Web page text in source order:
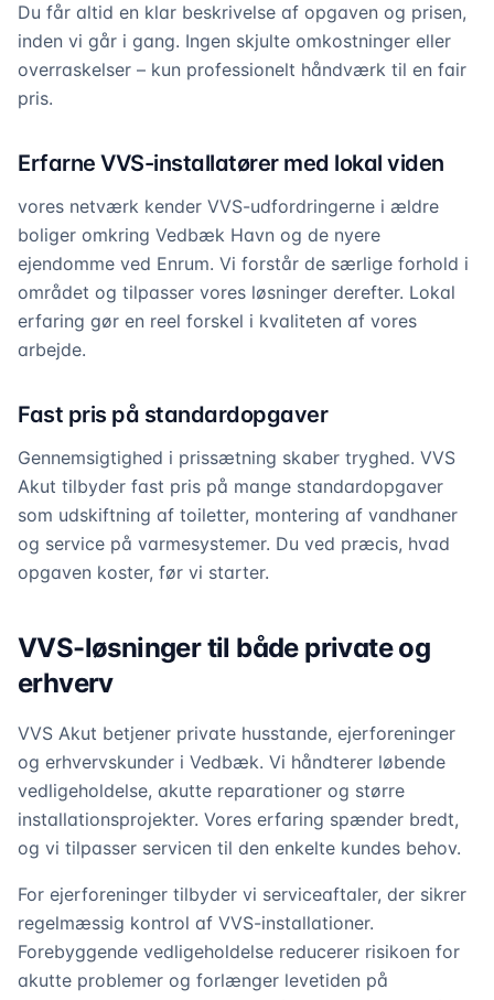
Du får altid en klar beskrivelse af opgaven og prisen,
inden vi går i gang. Ingen skjulte omkostninger eller
overraskelser – kun professionelt håndværk til en fair
pris.
Erfarne VVS-installatører med lokal viden
vores netværk kender VVS-udfordringerne i ældre
boliger omkring Vedbæk Havn og de nyere
ejendomme ved Enrum. Vi forstår de særlige forhold i
området og tilpasser vores løsninger derefter. Lokal
erfaring gør en reel forskel i kvaliteten af vores
arbejde.
Fast pris på standardopgaver
Gennemsigtighed i prissætning skaber tryghed. VVS
Akut tilbyder fast pris på mange standardopgaver
som udskiftning af toiletter, montering af vandhaner
og service på varmesystemer. Du ved præcis, hvad
opgaven koster, før vi starter.
VVS-løsninger til både private og
erhverv
VVS Akut betjener private husstande, ejerforeninger
og erhvervskunder i Vedbæk. Vi håndterer løbende
vedligeholdelse, akutte reparationer og større
installationsprojekter. Vores erfaring spænder bredt,
og vi tilpasser servicen til den enkelte kundes behov.
For ejerforeninger tilbyder vi serviceaftaler, der sikrer
regelmæssig kontrol af VVS-installationer.
Forebyggende vedligeholdelse reducerer risikoen for
akutte problemer og forlænger levetiden på